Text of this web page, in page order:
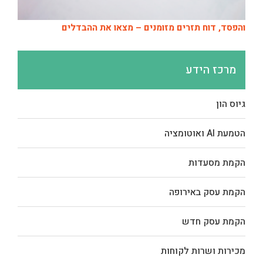
והפסד, דוח תזרים מזומנים – מצאו את ההבדלים
מרכז הידע
גיוס הון
הטמעת AI ואוטומציה
הקמת מסעדות
הקמת עסק באירופה
הקמת עסק חדש
מכירות ושרות לקוחות